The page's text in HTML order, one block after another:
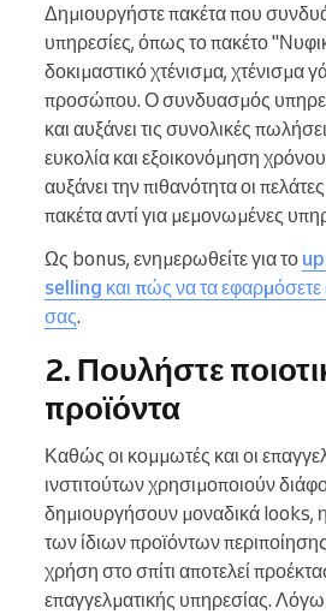
Δημιουργήστε πακέτα που
υπηρεσίες, όπως το πακέτο
δοκιμαστικό χτένισμα, χτένισμα
προσώπου. Ο συνδυασμός
και αυξάνει τις συνολικές
ευκολία και εξοικονόμηση
αυξάνει την πιθανότητα οι
πακέτα αντί για μεμονωμένες
Ως bonus, ενημερωθείτε για το
selling και πώς να τα
σας.
2. Πουλήστε
προϊόντα
Καθώς οι κομμωτές και οι
ινστιτούτων χρησιμοποιούν
δημιουργήσουν μοναδικά looks,
των ίδιων προϊόντων
χρήση στο σπίτι αποτελεί
επαγγελματικής υπηρεσίας. Λόγω